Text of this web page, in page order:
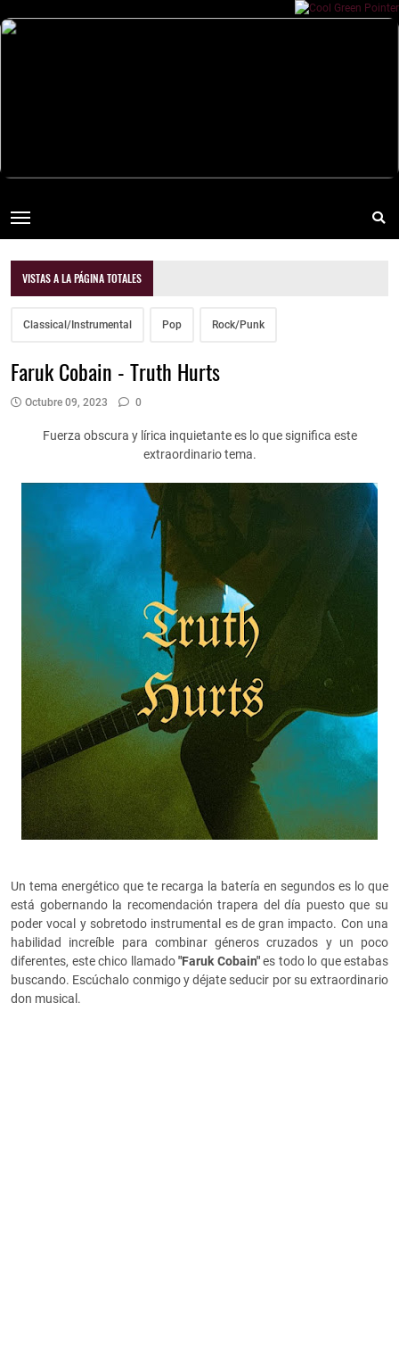
VISTAS A LA PÁGINA TOTALES
Classical/Instrumental Pop Rock/Punk
Faruk Cobain - Truth Hurts
Octubre 09, 2023 0
Fuerza obscura y lírica inquietante es lo que significa este
extraordinario tema.
Un tema energético que te recarga la batería en segundos es lo que
está gobernando la recomendación trapera del día puesto que su
poder vocal y sobretodo instrumental es de gran impacto. Con una
habilidad increíble para combinar géneros cruzados y un poco
diferentes, este chico llamado"Faruk Cobain"es todo lo que estabas
buscando. Escúchalo conmigo y déjate seducir por su extraordinario
don musical.